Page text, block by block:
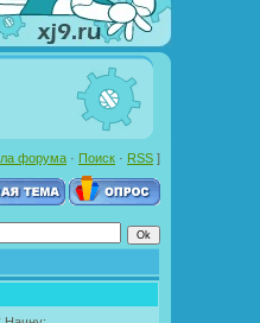
форума · Поиск · RSS ]